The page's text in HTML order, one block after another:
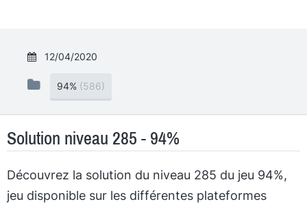
12/04/2020
94% (586)
Solution niveau 285 - 94%
Découvrez la solution du niveau 285 du jeu 94%,
jeu disponible sur les différentes plateformes